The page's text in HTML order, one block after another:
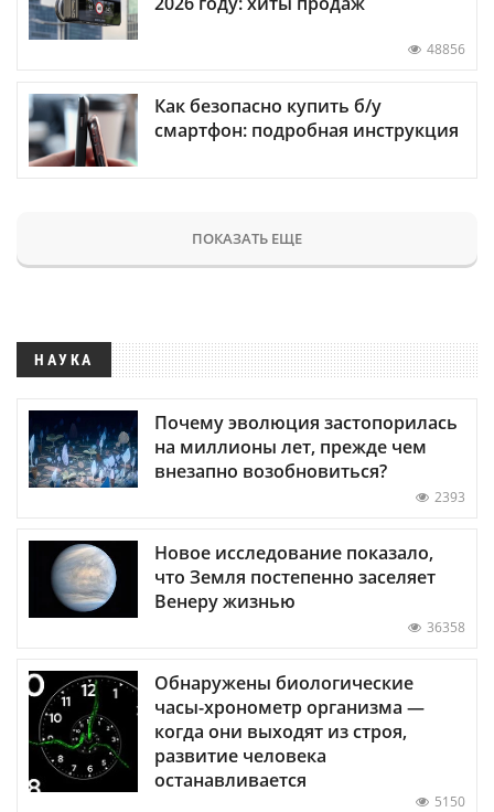
48856
Как безопасно купить б/у
смартфон: подробная инструкция
ПОКАЗАТЬ ЕЩЕ
НАУКА
Почему эволюция застопорилась
на миллионы лет, прежде чем
внезапно возобновиться?
2393
Новое исследование показало,
что Земля постепенно заселяет
Венеру жизнью
36358
Обнаружены биологические
часы-хронометр организма —
когда они выходят из строя,
развитие человека
останавливается
5150